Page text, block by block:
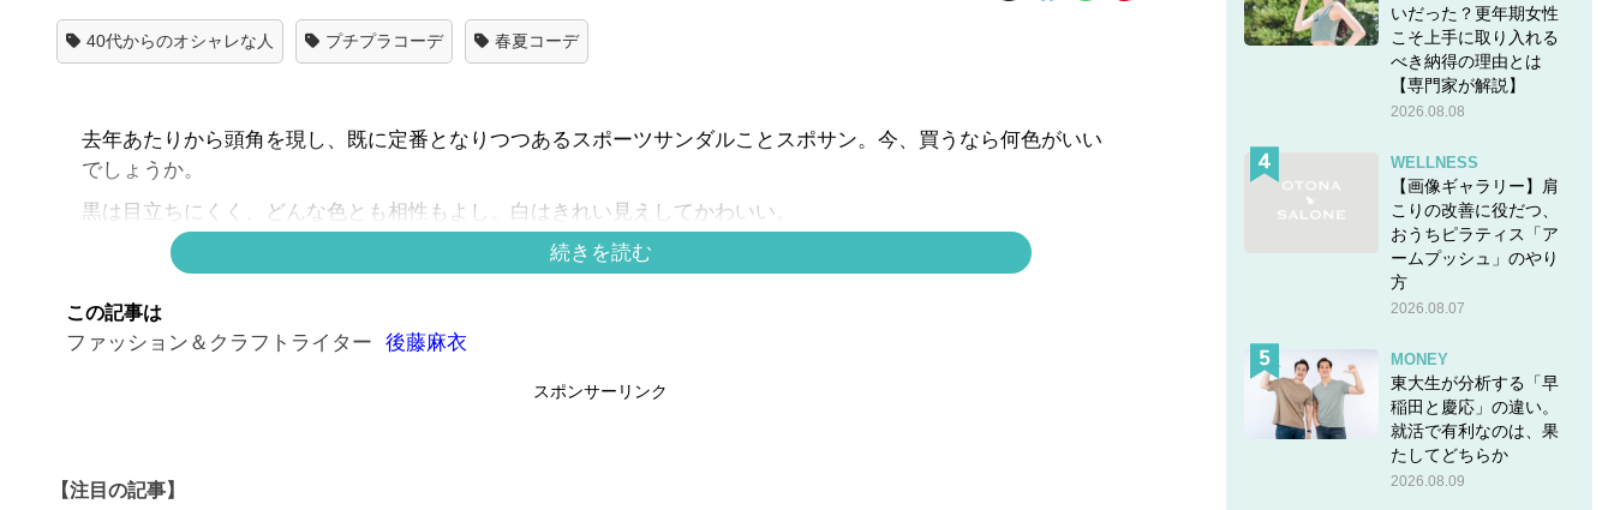
40代からのオシャレな人 プチプラコーデ 春夏コーデ
去年あたりから頭角を現し、既に定番となりつつあるスポーツサンダルことスポサン。今、買うなら何色がいい
でしょうか。
黒は目立ちにくく、どんな色とも相性もよし。白はきれい見えしてかわいい。
どちらを選ぼうかなと思う方、こちらのコーディネートを参考にしてみてください。おすすめなのが5枚目からの
ンのおかげで抜け感がアップし、おしゃれ見えさせてくれます。
続きを読む
この記事は
ファッション＆クラフトライター 後藤麻衣
スポンサーリンク
【注目の記事】
いだった？更年期女性
こそ上手に取り入れる
べき納得の理由とは
【専門家が解説】
2026.08.08
WELLNESS
【画像ギャラリー】肩
こりの改善に役だつ、
おうちピラティス「ア
ームプッシュ」のやり
方
2026.08.07
MONEY
東大生が分析する「早
稲田と慶応」の違い。
就活で有利なのは、果
たしてどちらか
2026.08.09